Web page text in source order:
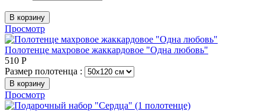
В корзину
Просмотр
Полотенце махровое жаккардовое "Одна любовь"
510 Р
Размер полотенца :
В корзину
Просмотр